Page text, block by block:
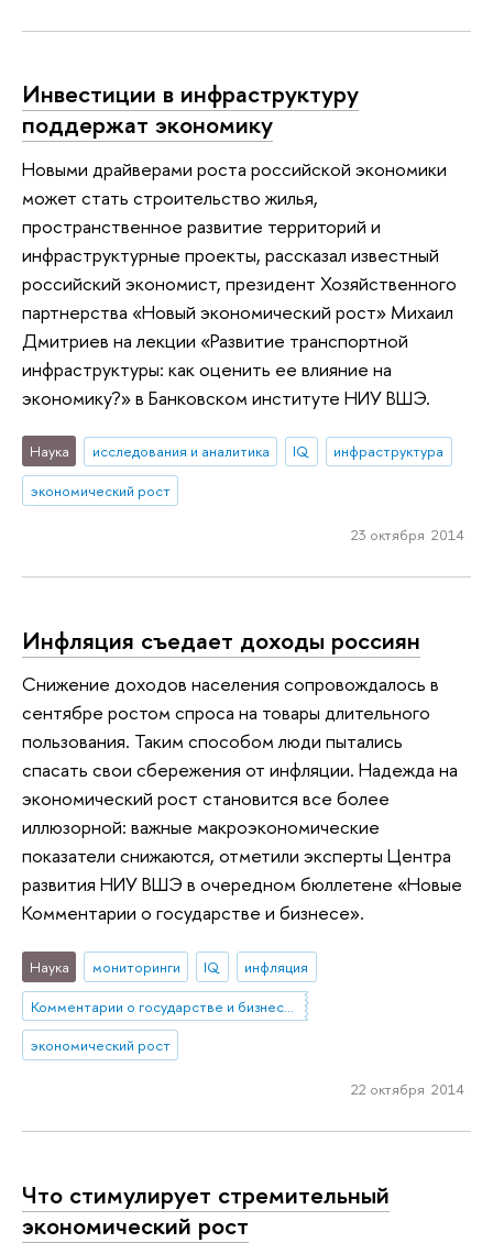
Инвестиции в инфраструктуру
поддержат экономику
Новыми драйверами роста российской экономики
может стать строительство жилья,
пространственное развитие территорий и
инфраструктурные проекты, рассказал известный
российский экономист, президент Хозяйственного
партнерства «Новый экономический рост» Михаил
Дмитриев на лекции «Развитие транспортной
инфраструктуры: как оценить ее влияние на
экономику?» в Банковском институте НИУ ВШЭ.
Наука исследования и аналитика IQ
инфраструктура
экономический рост
23 октября 2014
Инфляция съедает доходы россиян
Снижение доходов населения сопровождалось в
сентябре ростом спроса на товары длительного
пользования. Таким способом люди пытались
спасать свои сбережения от инфляции. Надежда на
экономический рост становится все более
иллюзорной: важные макроэкономические
показатели снижаются, отметили эксперты Центра
развития НИУ ВШЭ в очередном бюллетене «Новые
Комментарии о государстве и бизнесе».
Наука мониторинги IQ
инфляция
Комментарии о государстве и бизнесе (КГБ)
экономический рост
22 октября 2014
Что стимулирует стремительный
экономический рост